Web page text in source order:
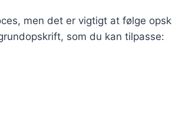
men det er vigtigt at følge
som du kan tilpasse: